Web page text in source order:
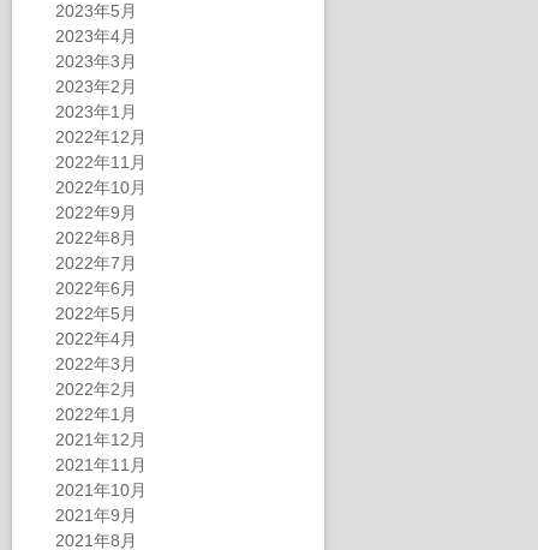
2023年5月
2023年4月
2023年3月
2023年2月
2023年1月
2022年12月
2022年11月
2022年10月
2022年9月
2022年8月
2022年7月
2022年6月
2022年5月
2022年4月
2022年3月
2022年2月
2022年1月
2021年12月
2021年11月
2021年10月
2021年9月
2021年8月